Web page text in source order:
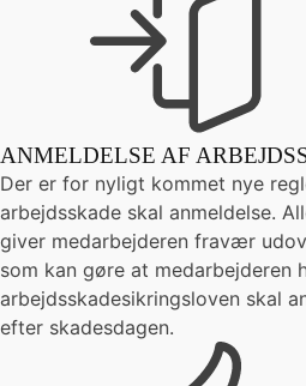
ANMELDELSE AF
Der er for nyligt kommet nye
arbejdsskade skal anmeldelse.
giver medarbejderen fravær
som kan gøre at medarbejderen
arbejdsskadesikringsloven skal
efter skadesdagen.